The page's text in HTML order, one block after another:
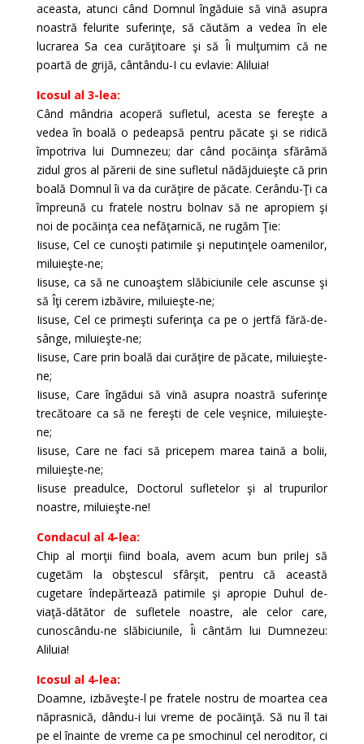
aceasta, atunci când Domnul îngăduie să vină asupra
noastră felurite suferinţe, să căutăm a vedea în ele
lucrarea Sa cea curăţitoare şi să Îi mulţumim că ne
poartă de grijă, cântându-I cu evlavie: Aliluia!
Icosul al 3-lea:
Când mândria acoperă sufletul, acesta se fereşte a
vedea în boală o pedeapsă pentru păcate şi se ridică
împotriva lui Dumnezeu; dar când pocăinţa sfărâmă
zidul gros al părerii de sine sufletul nădăjduieşte că prin
boală Domnul îi va da curăţire de păcate. Cerându-Ţi ca
împreună cu fratele nostru bolnav să ne apropiem şi
noi de pocăinţa cea nefăţarnică, ne rugăm Ţie:
Iisuse, Cel ce cunoşti patimile şi neputinţele oamenilor,
miluieşte-ne;
Iisuse, ca să ne cunoaştem slăbiciunile cele ascunse şi
să Îţi cerem izbăvire, miluieşte-ne;
Iisuse, Cel ce primeşti suferinţa ca pe o jertfă fără-de-
sânge, miluieşte-ne;
Iisuse, Care prin boală dai curăţire de păcate, miluieşte-
ne;
Iisuse, Care îngădui să vină asupra noastră suferinţe
trecătoare ca să ne fereşti de cele veşnice, miluieşte-
ne;
Iisuse, Care ne faci să pricepem marea taină a bolii,
miluieşte-ne;
Iisuse preadulce, Doctorul sufletelor şi al trupurilor
noastre, miluieşte-ne!
Condacul al 4-lea:
Chip al morţii fiind boala, avem acum bun prilej să
cugetăm la obştescul sfârşit, pentru că această
cugetare îndepărtează patimile şi apropie Duhul de-
viaţă-dătător de sufletele noastre, ale celor care,
cunoscându-ne slăbiciunile, Îi cântăm lui Dumnezeu:
Aliluia!
Icosul al 4-lea:
Doamne, izbăveşte-l pe fratele nostru de moartea cea
năprasnică, dându-i lui vreme de pocăinţă. Să nu îl tai
pe el înainte de vreme ca pe smochinul cel neroditor, ci